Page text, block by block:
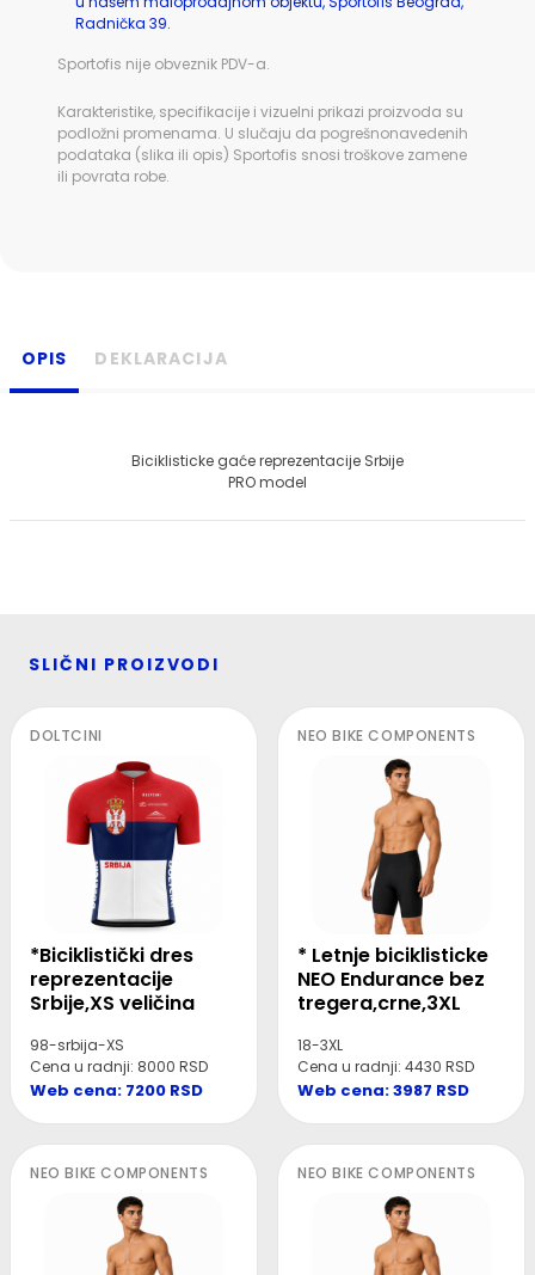
Radnička 39.
Sportofis nije obveznik PDV-a.
Karakteristike, specifikacije i vizuelni prikazi proizvoda su
podložni promenama. U slučaju da pogrešnonavedenih
podataka (slika ili opis) Sportofis snosi troškove zamene
ili povrata robe.
OPIS DEKLARACIJA
Biciklisticke gaće reprezentacije Srbije
PRO model
SLIČNI PROIZVODI
DOLTCINI
*Biciklistički dres
reprezentacije
Srbije,XS veličina
98-srbija-XS
Cena u radnji: 8000 RSD
Web cena: 7200 RSD
NEO BIKE COMPONENTS
* Letnje biciklisticke
NEO Endurance bez
tregera,crne,3XL
18-3XL
Cena u radnji: 4430 RSD
Web cena: 3987 RSD
NEO BIKE COMPONENTS NEO BIKE COMPONENTS